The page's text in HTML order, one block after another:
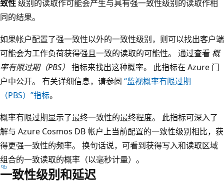
致性级别的读取作可能会产生与具有强一致性级别的读取作相
同的结果。
如果帐户配置了强一致性以外的一致性级别，则可以找出客户端
可能会为工作负荷获得强且一致的读取的可能性。 通过查看 概
率有限过期（PBS） 指标来找出这种概率。 此指标在 Azure 门
户中公开。 有关详细信息，请参阅 “监视概率有限过期
（PBS）”指标。
概率有限过期显示了最终一致性的最终程度。 此指标可深入了
解与 Azure Cosmos DB 帐户上当前配置的一致性级别相比，获
得更强一致性的频率。 换句话说，可看到获得写入和读取区域
组合的一致读取的概率（以毫秒计量）。
一致性级别和延迟